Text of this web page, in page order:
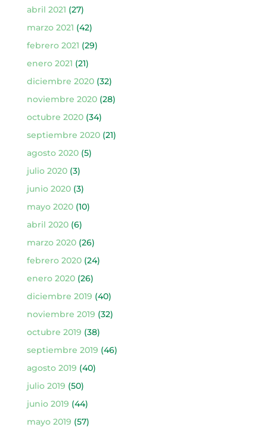
abril 2021 (27)
marzo 2021 (42)
febrero 2021 (29)
enero 2021 (21)
diciembre 2020(32)
noviembre 2020(28)
octubre 2020(34)
septiembre 2020(21)
agosto 2020(5)
julio 2020(3)
junio 2020(3)
mayo 2020(10)
abril 2020(6)
marzo 2020(26)
febrero 2020(24)
enero 2020(26)
diciembre 2019 (40)
noviembre 2019 (32)
octubre 2019 (38)
septiembre 2019 (46)
agosto 2019 (40)
julio 2019 (50)
junio 2019 (44)
mayo 2019 (57)